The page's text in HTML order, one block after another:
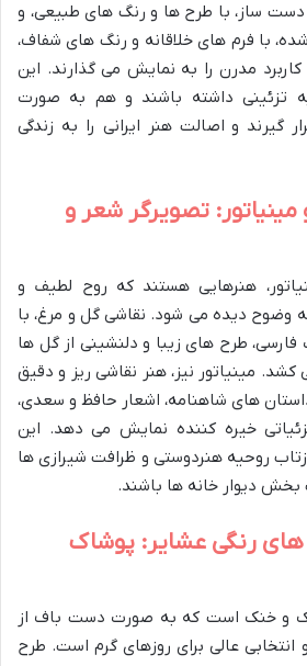
دست ساز، با طرح ها و رنگ های طبیعی، و
با فرم های خلاقانه و رنگ های شفاف،
کاربرد مدرن را به نمایش می گذارند. این
تزئینی داشته باشند و هم به صورت
گیرند و اصالت هنر ایرانی را به زندگی
تصویرگر شعر و
هنرهایی هستند که روح لطیف و
وضوح دیده می شود. نقاشی گل و مرغ، با
فارسی، طرح های زیبا و دلنشینی از گل ها
کشد. مینیاتور نیز، هنر نقاشی ریز و دقیق
های شاهنامه، اشعار حافظ و سعدی،
خیره کننده نمایش می دهد. این
روحیه هنردوستی و ظرافت شیرازی ها
دیوار خانه ها باشند.
های رنگی عشایر: پوشاک
و خنک است که به صورت دست باف از
عالی برای روزهای گرم است. طرح